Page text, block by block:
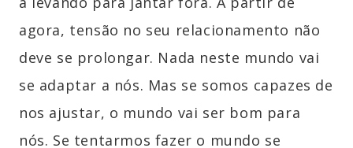
agora, tensão no seu relacionamento não
deve se prolongar. Nada neste mundo vai
se adaptar a nós. Mas se somos capazes de
nos ajustar, o mundo vai ser bom para
nós. Se tentarmos fazer o mundo se